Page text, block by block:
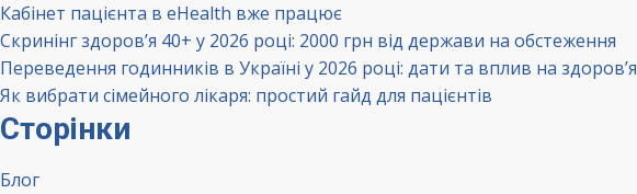
Кабінет пацієнта в eHealth вже працює
Скринінг здоров’я 40+ у 2026 році: 2000 грн від держави на обстеження
Переведення годинників в Україні у 2026 році: дати та вплив на здоров’я
Як вибрати сімейного лікаря: простий гайд для пацієнтів
Сторінки
Блог